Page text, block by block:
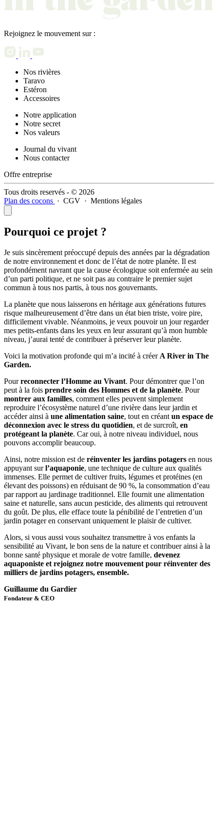
Rejoignez le mouvement sur :
Nos rivières
Taravo
Estéron
Accessoires
Notre application
Notre secret
Nos valeurs
Journal du vivant
Nous contacter
Offre entreprise
Tous droits reservés - © 2026
Plan des cocons · CGV · Mentions légales
Pourquoi ce projet ?
Je suis sincèrement préoccupé depuis des années par la dégradation
de notre environnement et donc de l’état de notre planète. Il est
profondément navrant que la cause écologique soit enfermée au sein
d’un parti politique, et ne soit pas au contraire le premier sujet
commun à tous nos partis, à tous nos gouvernants.
La planète que nous laisserons en héritage aux générations futures
risque malheureusement d’être dans un état bien triste, voire pire,
difficilement vivable. Néanmoins, je veux pouvoir un jour regarder
mes petits-enfants dans les yeux en leur assurant qu’à mon humble
niveau, j’aurai tenté de contribuer à préserver leur planète.
Voici la motivation profonde qui m’a incité à créer A River in The
Garden.
Pourreconnecter l’Homme au Vivant. Pour démontrer que l’on
peut à la fois prendre soin des Hommes et de la planète. Pour
montrer aux familles, comment elles peuvent simplement
reproduire l’écosystème naturel d’une rivière dans leur jardin et
accéder ainsi à une alimentation saine, tout en créant un espace de
déconnexion avec le stress du quotidien, et de surcroît, en
protégeant la planète. Car oui, à notre niveau individuel, nous
pouvons accomplir beaucoup.
Ainsi, notre mission est de réinventer les jardins potagers en nous
appuyant surl’aquaponie, une technique de culture aux qualités
immenses. Elle permet de cultiver fruits, légumes et protéines (en
élevant des poissons) en réduisant de 90 %, la consommation d’eau
par rapport au jardinage traditionnel. Elle fournit une alimentation
saine et naturelle, sans aucun pesticide, des aliments qui retrouvent
du goût. De plus, elle efface toute la pénibilité de l’entretien d’un
jardin potager en conservant uniquement le plaisir de cultiver.
Alors, si vous aussi vous souhaitez transmettre à vos enfants la
sensibilité au Vivant, le bon sens de la nature et contribuer ainsi à la
bonne santé physique et morale de votre famille, devenez
aquaponiste et rejoignez notre mouvement pour réinventer des
milliers de jardins potagers, ensemble.
Guillaume du Gardier
Fondateur & CEO